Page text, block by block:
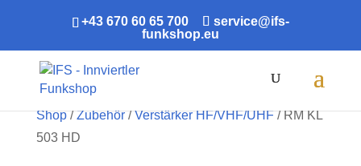
+43 670 60 65 700
service@ifs-
funkshop.eu
Shop/Zubehör/Verstärker HF/VHF/UHF/ RM KL
503 HD